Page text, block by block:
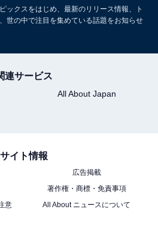
ックスをはじめ、最新のリリース情報、ト
世の中で注目を集めている話題をお知らせ
連サービス
All About Japan
サイト情報
広告掲載
著作権・商標・免責事項
意
All About ニュースについて